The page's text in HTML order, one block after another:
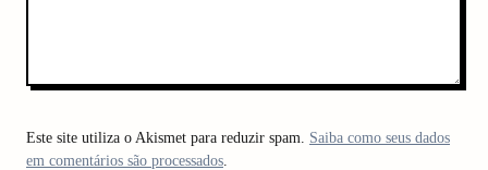
Este site utiliza o Akismet para reduzir spam. Saiba como seus dados
em comentários são processados